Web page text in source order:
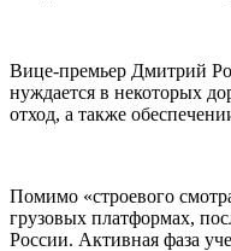
Вице-премьер Дмитрий
нуждается в некоторых
отход, а также
Помимо «строевого
грузовых платформах,
России. Активная фаза